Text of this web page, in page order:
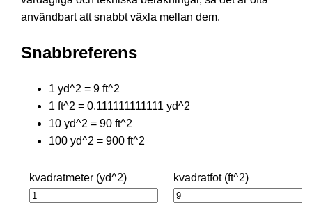
användbart att snabbt växla mellan dem.
Snabbreferens
1 yd^2 = 9 ft^2
1 ft^2 = 0.111111111111 yd^2
10 yd^2 = 90 ft^2
100 yd^2 = 900 ft^2
kvadratmeter (yd^2) kvadratfot (ft^2)